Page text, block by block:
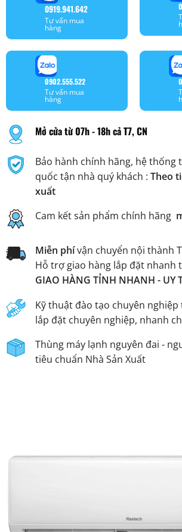
0919.941.642
Tư vấn mua
hàng
0902.555.522
Tư vấn mua
hàng
Mở cửa từ 07h - 18h cả T7, CN
Bảo hành chính hãng, hệ thống
quốc tận nhà quý khách : Theo
xuất
Cam kết sản phẩm chính hãng
Miễn phívận chuyển nội thành
Hỗ trợ giao hàng lắp đặt nhanh
GIAO HÀNG TỈNH NHANH - UY
Kỹ thuật đào tạo chuyên
lắp đặt chuyên nghiệp, nhanh
Thùng máy lạnh nguyên đai -
tiêu chuẩn Nhà Sản Xuất